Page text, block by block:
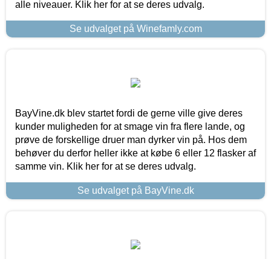
alle niveauer. Klik her for at se deres udvalg.
Se udvalget på Winefamly.com
BayVine.dk blev startet fordi de gerne ville give deres
kunder muligheden for at smage vin fra flere lande, og
prøve de forskellige druer man dyrker vin på. Hos dem
behøver du derfor heller ikke at købe 6 eller 12 flasker af
samme vin. Klik her for at se deres udvalg.
Se udvalget på BayVine.dk